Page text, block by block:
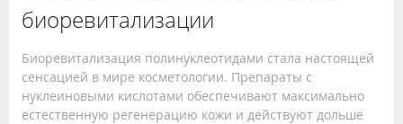
биоревитализации
Биоревитализация полинуклеотидами стала настоящей
сенсацией в мире косметологии. Препараты с
нуклеиновыми кислотами обеспечивают максимально
естественную регенерацию кожи и действуют дольше